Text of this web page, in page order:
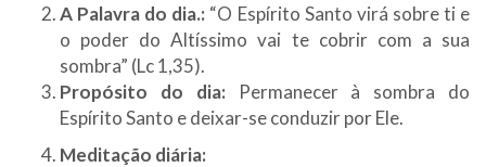
A Palavra do dia.: “O Espírito Santo virá sobre ti e
o poder do Altíssimo vai te cobrir com a sua
sombra” (Lc 1,35).
Propósito do dia:
Permanecer à sombra do
Espírito Santo e deixar-se conduzir por Ele.
Meditação diária: